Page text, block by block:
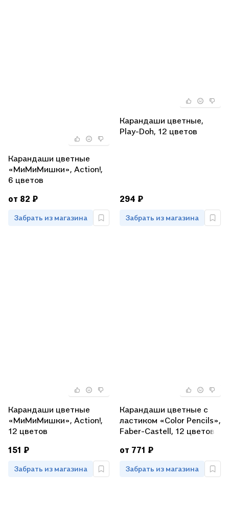
Карандаши цветные
«МиМиМишки», Action!,
6 цветов
от 82 ₽
Забрать из магазина
Карандаши цветные,
Play-Doh, 12 цветов
294 ₽
Забрать из магазина
Карандаши цветные
«МиМиМишки», Action!,
12 цветов
151 ₽
Забрать из магазина
Карандаши цветные с
ластиком «Color Pencils»,
Faber-Castell, 12 цветов
от 771 ₽
Забрать из магазина